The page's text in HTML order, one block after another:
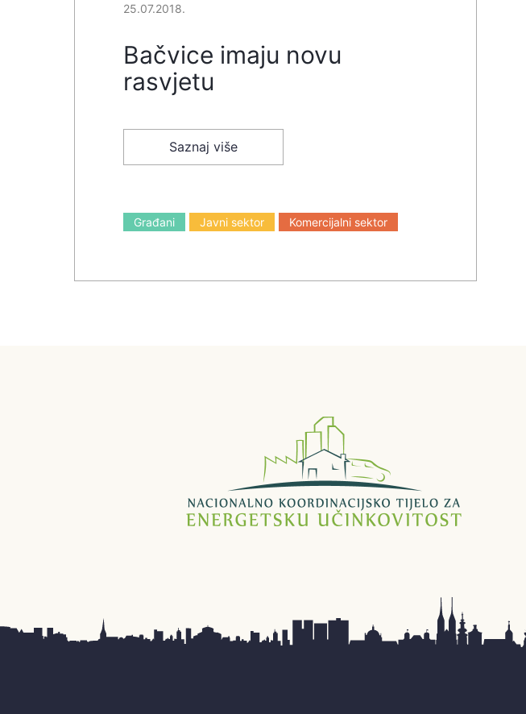
25.07.2018.
Bačvice imaju novu
rasvjetu
Saznaj više
Građani Javni sektor Komercijalni sektor